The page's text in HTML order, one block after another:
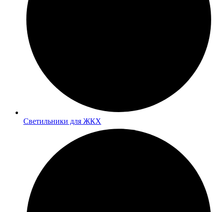
Светильники для ЖКХ